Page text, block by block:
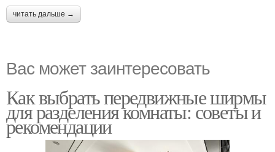
читать дальше →
Вас может заинтересовать
Как выбрать передвижные ширмы
для разделения комнаты: советы и
рекомендации